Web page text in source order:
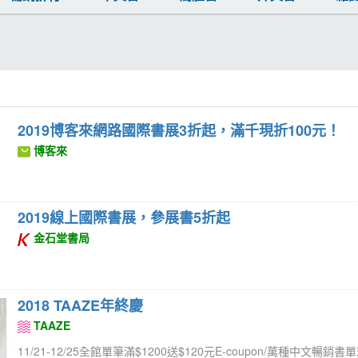
2019博客來網路國際書展3折起，滿千現折100元！
博客來
2019線上國際書展，參展書5折起
金石堂書局
2018 TAAZE年終慶
TAAZE
11/21-12/25全館單筆滿$1200送$120元E-coupon/萬種中文暢銷書